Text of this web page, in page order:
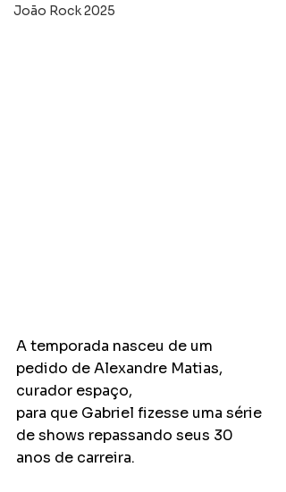
João Rock 2025
A temporada nasceu de um
pedido de Alexandre Matias,
curador espaço,
para que Gabriel fizesse uma série
de shows repassando seus 30
anos de carreira.